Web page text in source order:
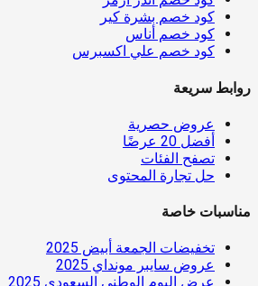
كود خصم بشرة كير
كود خصم أناس
كود خصم علي اكسبرس
روابط سريعة
عروض حصرية
أفضل 20 عرضًا
تصفح الفئات
حل تجارة المحتوى
مناسبات خاصة
تخفيضات الجمعة أبيض 2025
عروض سايبر مونداي 2025
عرض اليوم الوطني السعودي 2025